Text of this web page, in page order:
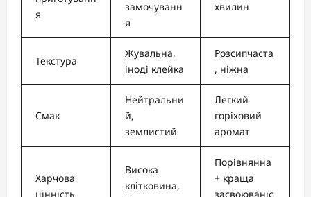
я
замочуванн
я
хвилин
Текстура
Жувальна,
іноді клейка
Розсипчаста
, ніжна
Смак
Нейтральни
й,
землистий
Легкий
горіховий
аромат
Харчова
цінність
Висока
клітковина,
Порівнянна
+ краща
засвоюваніс